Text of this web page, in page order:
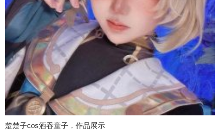
楚楚子cos酒吞童子，作品展示